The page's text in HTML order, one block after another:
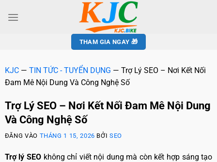
THAM GIA NGAY 🎁
KJC— TIN TỨC - TUYỂN DỤNG — Trợ Lý SEO – Nơi Kết Nối
Đam Mê Nội Dung Và Công Nghệ Số
Trợ Lý SEO – Nơi Kết Nối Đam Mê Nội Dung
Và Công Nghệ Số
ĐĂNG VÀO THÁNG 1 15, 2026 BỞISEO
Trợ lý SEOkhông chỉ viết nội dung mà còn kết hợp sáng tạo